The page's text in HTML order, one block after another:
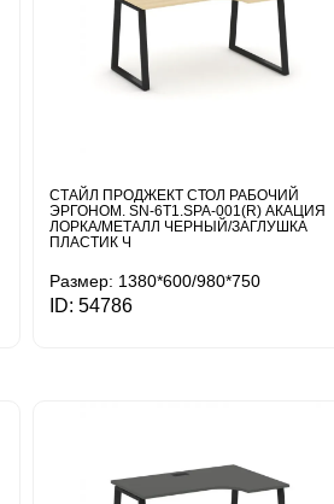
СТАЙЛ ПРОДЖЕКТ СТОЛ РАБОЧИЙ
ЭРГОНОМ. SN-6T1.SPA-001(R) АКАЦИЯ
ЛОРКА/МЕТАЛЛ ЧЕРНЫЙ/ЗАГЛУШКА
ПЛАСТИК Ч
Размер: 1380*600/980*750
ID: 54786